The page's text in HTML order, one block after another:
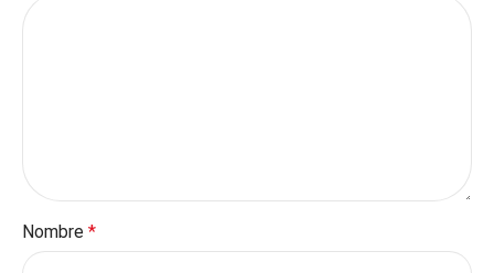
Nombre *